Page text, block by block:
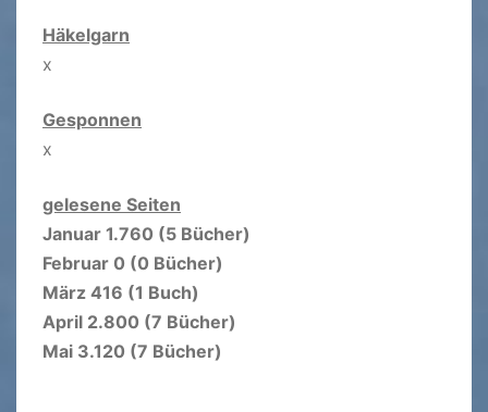
Häkelgarn
x
Gesponnen
x
gelesene Seiten
Januar 1.760 (5 Bücher)
Februar 0 (0 Bücher)
März 416 (1 Buch)
April 2.800 (7 Bücher)
Mai 3.120 (7 Bücher)